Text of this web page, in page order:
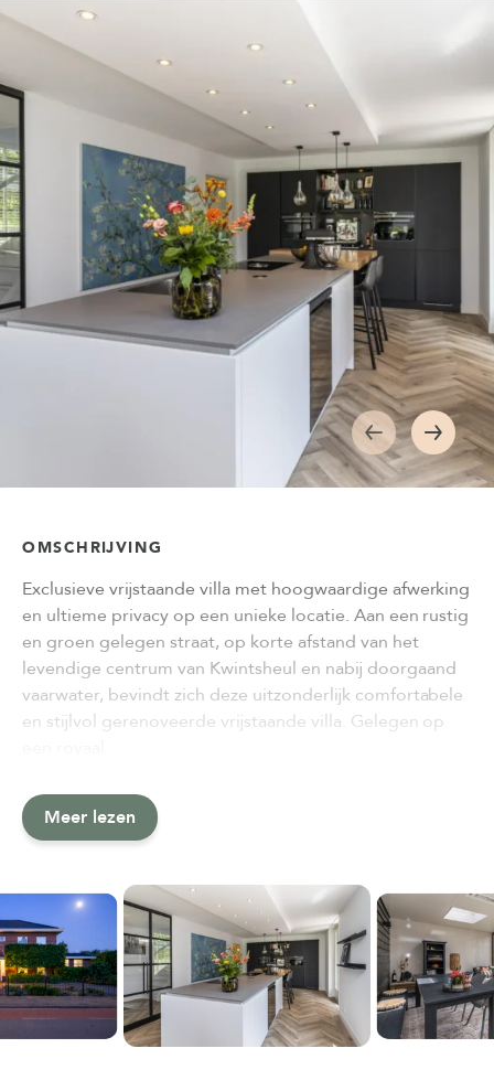
OMSCHRIJVING
Exclusieve vrijstaande villa met hoogwaardige afwerking
en ultieme privacy op een unieke locatie. Aan een rustig
en groen gelegen straat, op korte afstand van het
levendige centrum van Kwintsheul en nabij doorgaand
vaarwater, bevindt zich deze uitzonderlijk comfortabele
en stijlvol gerenoveerde vrijstaande villa. Gelegen op
Meer lezen